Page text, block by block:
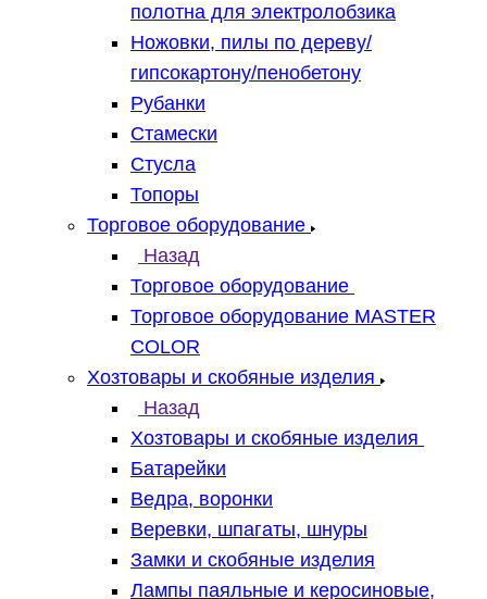
полотна для электролобзика
Ножовки, пилы по дереву/
гипсокартону/пенобетону
Рубанки
Стамески
Стусла
Топоры
Торговое оборудование
Назад
Торговое оборудование
Торговое оборудование MASTER
COLOR
Хозтовары и скобяные изделия
Назад
Хозтовары и скобяные изделия
Батарейки
Ведра, воронки
Веревки, шпагаты, шнуры
Замки и скобяные изделия
Лампы паяльные и керосиновые,